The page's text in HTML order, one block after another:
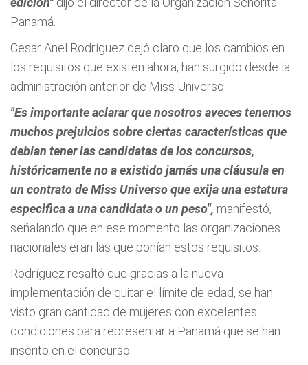
Panamá.
Cesar Anel Rodríguez dejó claro que los cambios en
los requisitos que existen ahora, han surgido desde la
administración anterior de Miss Universo.
"Es importante aclarar que nosotros aveces tenemos
muchos prejuicios sobre ciertas características que
debían tener las candidatas de los concursos,
históricamente no a existido jamás una cláusula en
un contrato de Miss Universo que exija una estatura
especifica a una candidata o un peso", manifestó,
señalando que en ese momento las organizaciones
nacionales eran las que ponían estos requisitos.
Rodríguez resaltó que gracias a la nueva
implementación de quitar el límite de edad, se han
visto gran cantidad de mujeres con excelentes
condiciones para representar a Panamá que se han
inscrito en el concurso.